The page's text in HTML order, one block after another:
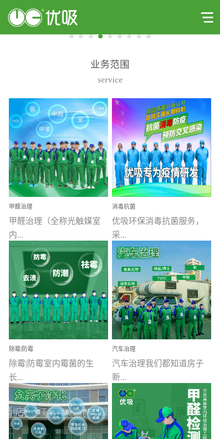
业务范围
service
甲醛治理
甲醛治理（全称光触媒室
内...
空气污染净化治理）工业
文明的进步，创造了多姿
多彩的家居产品和生活情
调，但也带来了以甲醛为
首的室内...
消毒抗菌
优吸环保消毒抗菌服务，
采...
用行业公认奥维牌消毒
液，具备杀死人体冠状病
毒的功效，杀菌率
99.99%。相对于传统消毒
液来说，无...
除霉|防霉
除霉|防霉室内霉菌的生
长...
受温度、湿度、基质养
分、通风四个条件影响，
汽车治理
汽车治理我们都知道房子
新...
装修完会有甲醛，其实汽
车的甲醛超标问题更为严